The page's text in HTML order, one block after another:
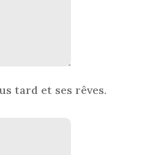
tard et ses rêves.